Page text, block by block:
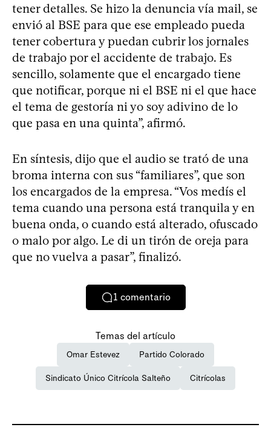
tener detalles. Se hizo la denuncia vía mail, se
envió al BSE para que ese empleado pueda
tener cobertura y puedan cubrir los jornales
de trabajo por el accidente de trabajo. Es
sencillo, solamente que el encargado tiene
que notificar, porque ni el BSE ni el que hace
el tema de gestoría ni yo soy adivino de lo
que pasa en una quinta”, afirmó.
En síntesis, dijo que el audio se trató de una
broma interna con sus “familiares”, que son
los encargados de la empresa. “Vos medís el
tema cuando una persona está tranquila y en
buena onda, o cuando está alterado, ofuscado
o malo por algo. Le di un tirón de oreja para
que no vuelva a pasar”, finalizó.
1 comentario
Temas del artículo
Omar Estevez Partido Colorado
Sindicato Único Citrícola Salteño Citrícolas